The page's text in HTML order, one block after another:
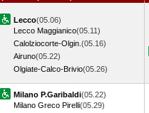
Lecco(05.06)
Lecco Maggianico(05.11)
Calolziocorte-Olgin. (05.16)
Airuno(05.22)
Olgiate-Calco-Brivio(05.26)
Milano P.Garibaldi(05.22)
Milano Greco Pirelli(05.29)